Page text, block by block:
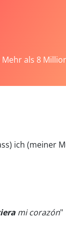
als 8
ich (meiner
mi corazón"